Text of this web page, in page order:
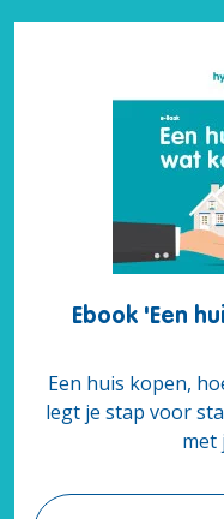
Ebook 'Een
Een huis kopen,
legt je stap voor
met